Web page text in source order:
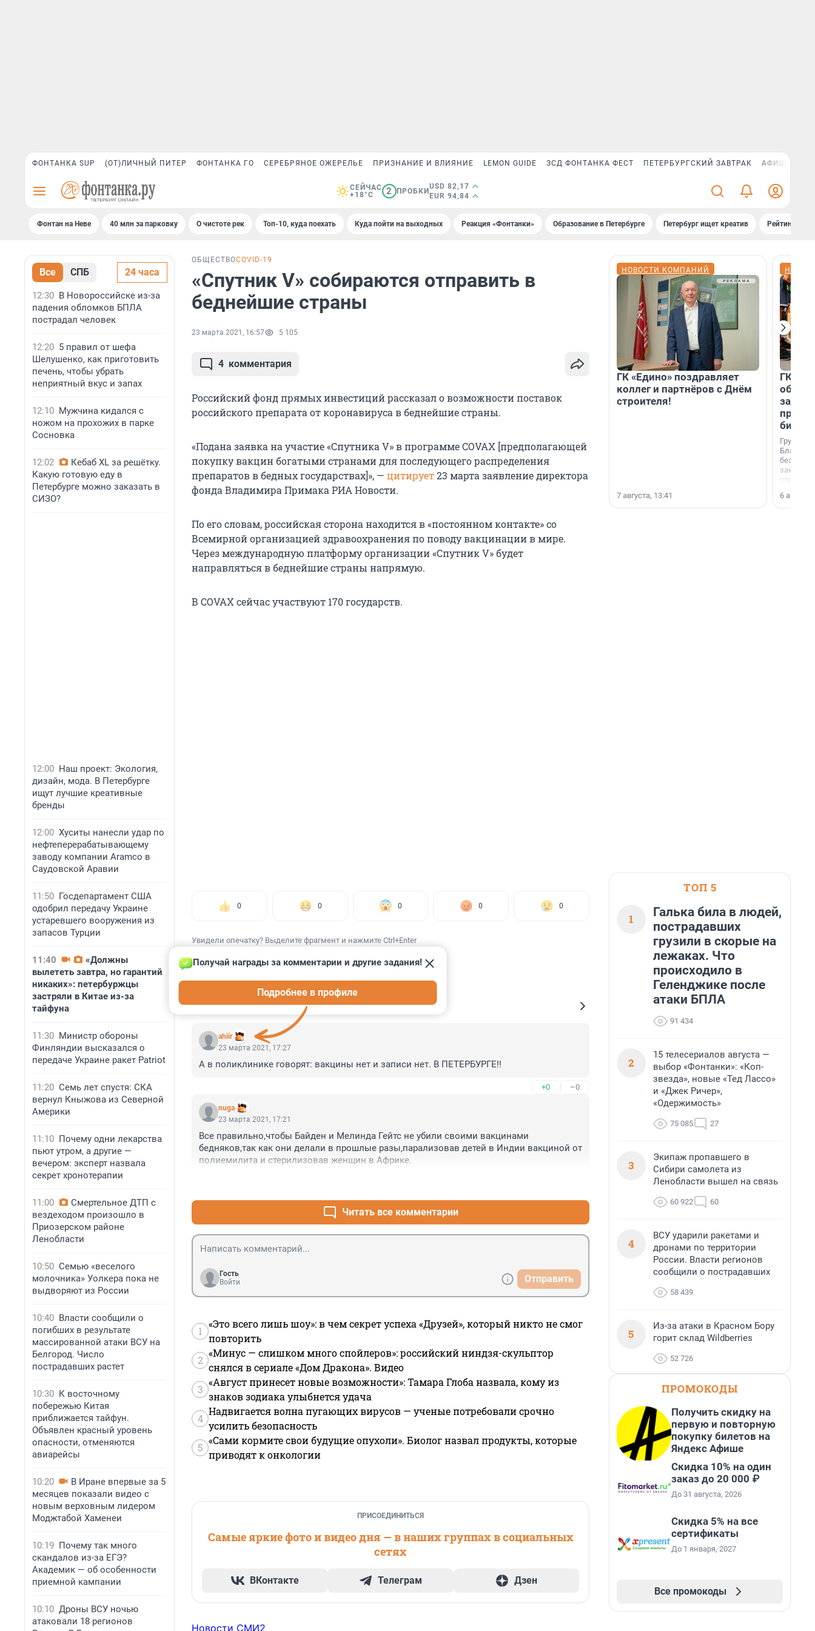
ФОНТАНКА SUP (ОТ)ЛИЧНЫЙ ПИТЕР ФОНТАНКА ГО СЕРЕБРЯНОЕ ОЖЕРЕЛЬЕ ПРИЗНАНИЕ И ВЛИЯНИЕ LEMON GUIDE ЗСД ФОНТАНКА ФЕСТ ПЕТЕРБУРГСКИЙ ЗАВТРАК АФИША PLUS
СЕЙЧАС
+18°C
2 ПРОБКИ
USD 82,17
EUR 94,84
Фонтан на Неве 40 млн за парковку О чистоте рек Топ-10, куда поехать Куда пойти на выходных Реакция «Фонтанки» Образование в Петербурге Петербург ищет креатив Рейтинги
Все СПБ 24 часа
12:30 В Новороссийске из-за
падения обломков БПЛА
пострадал человек
12:20 5 правил от шефа
Шелушенко, как приготовить
печень, чтобы убрать
неприятный вкус и запах
12:10 Мужчина кидался с
ножом на прохожих в парке
Сосновка
12:02
Кебаб XL за решётку.
Какую готовую еду в
Петербурге можно заказать в
СИЗО?
12:00 Наш проект: Экология,
дизайн, мода. В Петербурге
ищут лучшие креативные
бренды
12:00 Хуситы нанесли удар по
нефтеперерабатывающему
заводу компании Aramco в
Саудовской Аравии
11:50 Госдепартамент США
одобрил передачу Украине
устаревшего вооружения из
запасов Турции
11:40
«Должны
вылететь завтра, но гарантий
никаких»: петербуржцы
застряли в Китае из-за
тайфуна
11:30 Министр обороны
Финляндии высказался о
передаче Украине ракет Patriot
11:20 Семь лет спустя: СКА
вернул Кныжова из Северной
Америки
11:10 Почему одни лекарства
пьют утром, а другие —
вечером: эксперт назвала
секрет хронотерапии
11:00
Смертельное ДТП с
вездеходом произошло в
Приозерском районе
Ленобласти
10:50 Семью «веселого
молочника» Уолкера пока не
выдворяют из России
10:40 Власти сообщили о
погибших в результате
массированной атаки ВСУ на
Белгород. Число
пострадавших растет
10:30 К восточному
побережью Китая
приближается тайфун.
Объявлен красный уровень
опасности, отменяются
авиарейсы
10:20
В Иране впервые за 5
месяцев показали видео с
новым верховным лидером
Моджтабой Хаменеи
10:19 Почему так много
скандалов из-за ЕГЭ?
Академик — об особенности
приемной кампании
10:10 Дроны ВСУ ночью
атаковали 18 регионов
ОБЩЕСТВОCOVID-19
«Спутник V» собираются отправить в
беднейшие страны
23 марта 2021, 16:57 5 105
4 комментария
Российский фонд прямых инвестиций рассказал о возможности поставок
российского препарата от коронавируса в беднейшие страны.
«Подана заявка на участие «Спутника V» в программе COVAX [предполагающей
покупку вакцин богатыми странами для последующего распределения
препаратов в бедных государствах]», — цитирует23 марта заявление директора
фонда Владимира Примака РИА Новости.
По его словам, российская сторона находится в «постоянном контакте» со
Всемирной организацией здравоохранения по поводу вакцинации в мире.
Через международную платформу организации «Спутник V» будет
направляться в беднейшие страны напрямую.
В COVAX сейчас участвуют 170 государств.
0 0 0 0 0
Увидели опечатку? Выделите фрагмент и нажмите Ctrl+Enter
КОММЕНТАРИИ 4
ahiir
Получай награды за комментарии и другие задания!
Подробнее в профиле
23 марта 2021, 17:27
А в поликлинике говорят: вакцины нет и записи нет. В ПЕТЕРБУРГЕ!!
+0 –0
nuga
23 марта 2021, 17:21
Все правильно,чтобы Байден и Мелинда Гейтс не убили своими вакцинами
бедняков,так как они делали в прошлые разы,парализовав детей в Индии вакциной от
полиемилита и стерилизовав женщин в Африке.
Читать все комментарии
Гость
Войти
Отправить
1
«Это всего лишь шоу»: в чем секрет успеха «Друзей», который никто не смог
повторить
2
«Минус — слишком много спойлеров»: российский ниндзя-скульптор
снялся в сериале «Дом Дракона». Видео
3
«Август принесет новые возможности»: Тамара Глоба назвала, кому из
знаков зодиака улыбнется удача
4
Надвигается волна пугающих вирусов — ученые потребовали срочно
усилить безопасность
5
«Сами кормите свои будущие опухоли». Биолог назвал продукты, которые
приводят к онкологии
ПРИСОЕДИНИТЬСЯ
Самые яркие фото и видео дня — в наших группах в социальных
сетях
ВКонтакте Телеграм Дзен
Новости СМИ2
НОВОСТИ КОМПАНИЙ
ГК «Едино» поздравляет
коллег и партнёров с Днём
строителя!
7 августа, 13:41
ГК
Группа
6
ТОП 5
1
Галька била в людей,
пострадавших
грузили в скорые на
лежаках. Что
происходило в
Геленджике после
атаки БПЛА
91 434
2
15 телесериалов августа —
выбор «Фонтанки»: «Коп-
звезда», новые «Тед Лассо»
и «Джек Ричер»,
«Одержимость»
75 085 27
3
Экипаж пропавшего в
Сибири самолета из
Ленобласти вышел на связь
60 922 60
4
ВСУ ударили ракетами и
дронами по территории
России. Власти регионов
сообщили о пострадавших
58 439
5
Из-за атаки в Красном Бору
горит склад Wildberries
52 726
ПРОМОКОДЫ
Получить скидку на
первую и повторную
покупку билетов на
Яндекс Афише
Скидка 10% на один
заказ до 20 000 ₽
До 31 августа, 2026
Скидка 5% на все
сертификаты
До 1 января, 2027
Все промокоды